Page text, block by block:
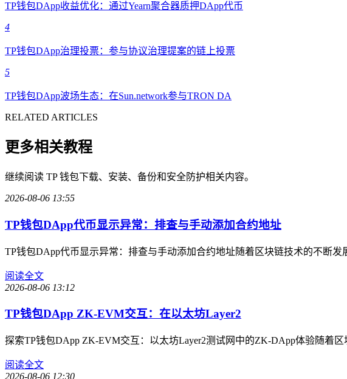
TP钱包DApp收益优化：通过Yearn聚合器质押DApp代币
4
TP钱包DApp治理投票：参与协议治理提案的链上投票
5
TP钱包DApp波场生态：在Sun.network参与TRON DA
RELATED ARTICLES
更多相关教程
继续阅读 TP 钱包下载、安装、备份和安全防护相关内容。
2026-08-06 13:55
TP钱包DApp代币显示异常：排查与手动添加合约地址
TP钱包DApp代币显示异常：排查与手动添加合约地址随着区块链技术的不断
阅读全文
2026-08-06 13:12
TP钱包DApp ZK-EVM交互：在以太坊Layer2
探索TP钱包DApp ZK-EVM交互：以太坊Layer2测试网中的ZK-DApp体验随着
阅读全文
2026-08-06 12:30